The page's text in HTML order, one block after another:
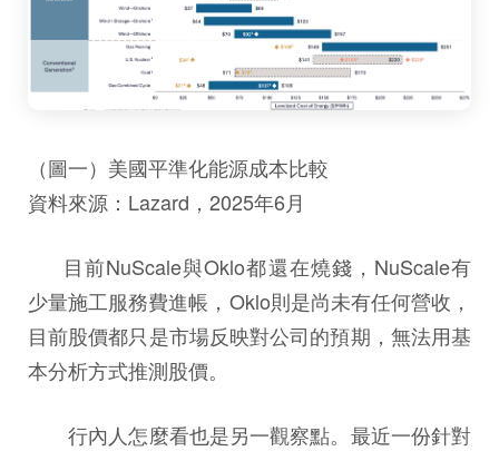
（圖一）美國平準化能源成本比較
資料來源：Lazard，2025年6月
目前NuScale與Oklo都還在燒錢，NuScale有
少量施工服務費進帳，Oklo則是尚未有任何營收，
目前股價都只是市場反映對公司的預期，無法用基
本分析方式推測股價。
行內人怎麼看也是另一觀察點。最近一份針對